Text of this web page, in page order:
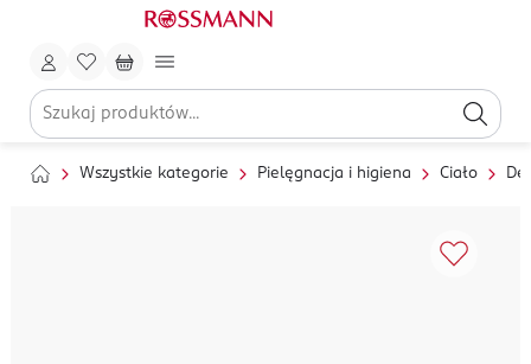
Wszystkie kategorie Pielęgnacja i higiena Ciało